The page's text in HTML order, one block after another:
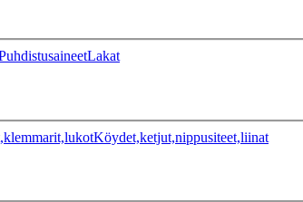
Lakat
Köydet,ketjut,nippusiteet,liinat